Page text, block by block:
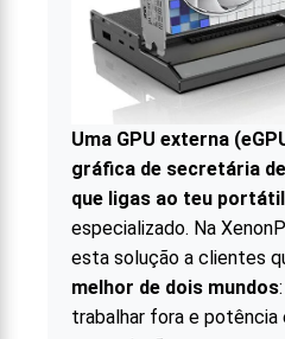
Uma GPU externa
gráfica de secretária
que ligas ao teu portátil
especializado. Na
esta solução a clientes
melhor de dois mundos
trabalhar fora e potência